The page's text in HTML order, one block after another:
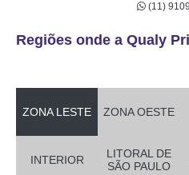
gráfica de cordão de crachá Parelheiros
cordão de crachá poliéster Pompéia
(11)
Regiões onde a Qualy
ZONA LESTE ZONA OESTE
INTERIOR
LITORAL DE
SÃO PAULO